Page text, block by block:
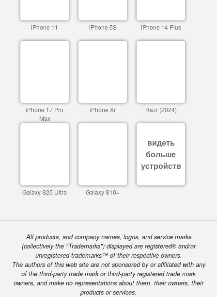
iPhone 11 iPhone 5S iPhone 14 Plus
iPhone 17 Pro
Max
iPhone Xr Razr (2024)
Galaxy S25 Ultra Galaxy S10+
видеть
больше
устройств
All products, and company names, logos, and service marks
(collectively the "Trademarks") displayed are registered® and/or
unregistered trademarks™ of their respective owners.
The authors of this web site are not sponsored by or affiliated with any
of the third-party trade mark or third-party registered trade mark
owners, and make no representations about them, their owners, their
products or services.